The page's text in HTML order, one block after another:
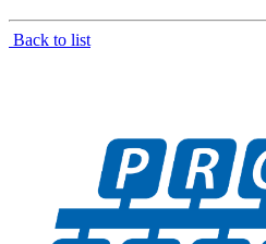
Back to list